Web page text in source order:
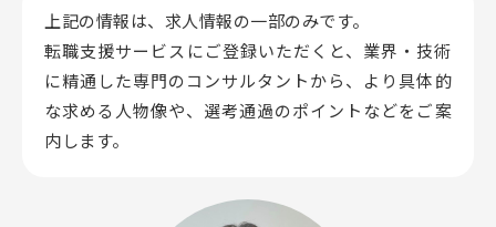
上記の情報は、求人情報の一部のみです。
転職支援サービスにご登録いただくと、業界・技術
に精通した専門のコンサルタントから、 より具体的
な求める人物像や、選考通過のポイントなどをご案
内します。